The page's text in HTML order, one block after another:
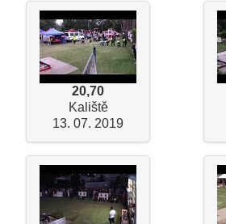
20,70
Kaliště
13. 07. 2019